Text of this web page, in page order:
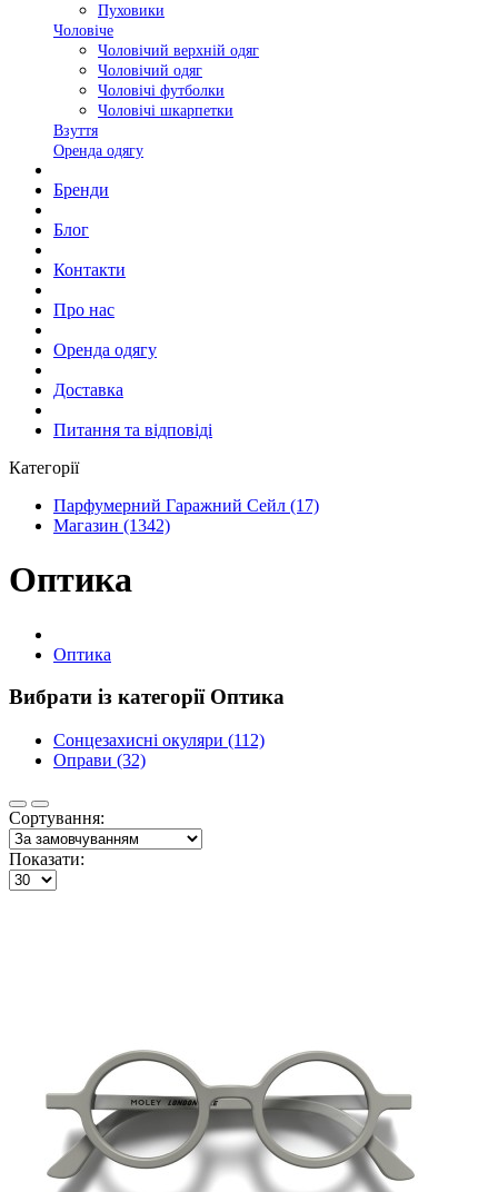
Пуховики
Чоловіче
Чоловічий верхній одяг
Чоловічий одяг
Чоловічі футболки
Чоловічі шкарпетки
Взуття
Оренда одягу
Бренди
Блог
Контакти
Про нас
Оренда одягу
Доставка
Питання та відповіді
Категорії
Парфумерний Гаражний Сейл (17)
Магазин (1342)
Оптика
Оптика
Вибрати із категорії Оптика
Сонцезахисні окуляри (112)
Оправи (32)
Сортування:
Показати: